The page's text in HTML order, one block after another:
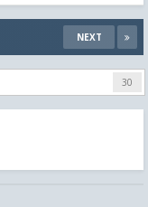
NEXT
30